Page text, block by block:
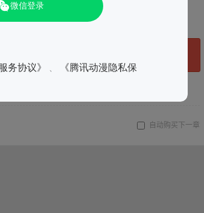
微信登录
务协议》
《腾讯动漫隐私保